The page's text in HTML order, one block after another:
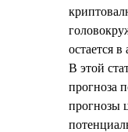
остается
В этой
прогноза
прогнозы